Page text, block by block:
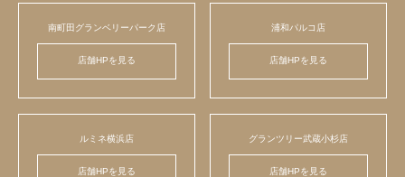
南町田グランベリーパーク店
店舗HPを見る
浦和パルコ店
店舗HPを見る
ルミネ横浜店
店舗HPを見る
グランツリー武蔵小杉店
店舗HPを見る